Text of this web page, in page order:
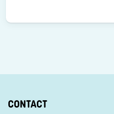
CONTACT